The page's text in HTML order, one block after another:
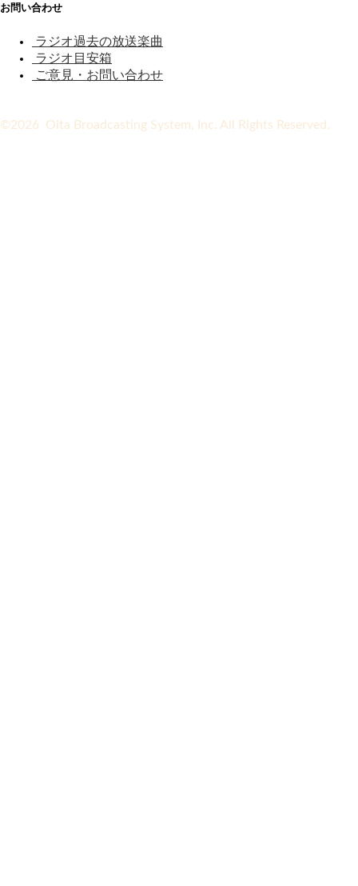
お問い合わせ
ラジオ過去の放送楽曲
ラジオ目安箱
ご意見・お問い合わせ
©2026 Oita Broadcasting System, Inc. All Rights Reserved.